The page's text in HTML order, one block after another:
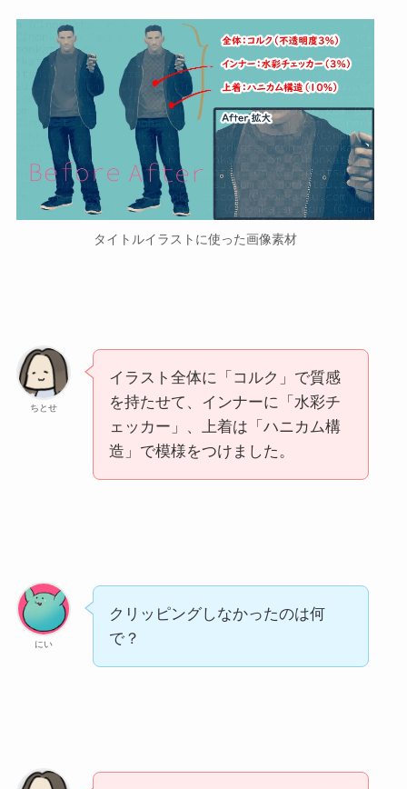
タイトルイラストに使った画像素材
ちとせ
イラスト全体に「コルク」で質感
を持たせて、インナーに「水彩チ
ェッカー」、上着は「ハニカム構
造」で模様をつけました。
にい
クリッピングしなかったのは何
で？